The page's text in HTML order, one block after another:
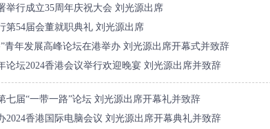
举行成立35周年庆祝大会 刘光源出席
第54届会董就职典礼 刘光源出席
青年发展高峰论坛在港举办 刘光源出席开幕式并致辞
论坛2024香港会议举行欢迎晚宴 刘光源出席并致辞
七届“一带一路”论坛 刘光源出席开幕礼并致辞
2024香港国际电脑会议 刘光源出席开幕典礼并致辞